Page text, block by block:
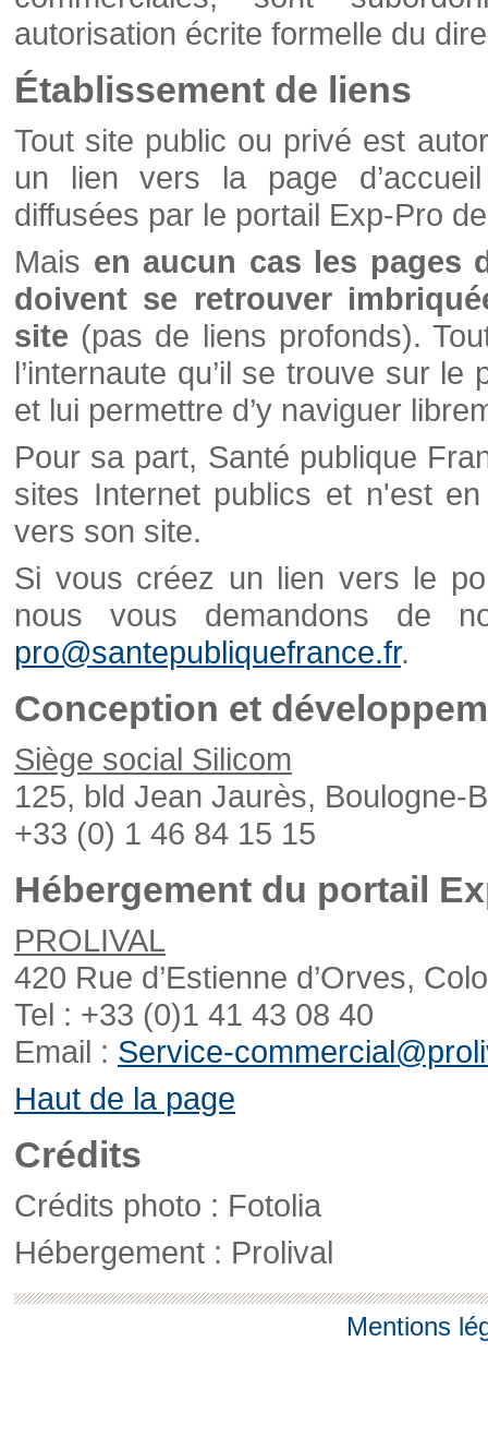
autorisation écrite formelle du
Établissement de liens
Tout site public ou privé est
un lien vers la page
diffusées par le portail Exp-Pro
Mais en aucun cas les pages
doivent se retrouver
site (pas de liens profonds).
l’internaute qu’il se trouve sur
et lui permettre d’y naviguer
Pour sa part, Santé publique
sites Internet publics et n'est
vers son site.
Si vous créez un lien vers le
nous vous demandons de
pro@santepubliquefrance.fr.
Conception et
Siège social Silicom
125, bld Jean Jaurès, Boulogne-
+33 (0) 1 46 84 15 15
Hébergement du portail
PROLIVAL
420 Rue d’Estienne d’Orves,
Tel : +33 (0)1 41 43 08 40
Email : Service-
Haut de la page
Crédits
Crédits photo : Fotolia
Hébergement : Prolival
Mentions